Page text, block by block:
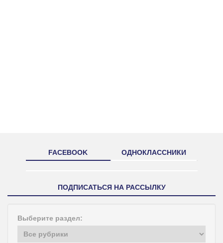
FACEBOOK ОДНОКЛАССНИКИ
ПОДПИСАТЬСЯ НА РАССЫЛКУ
Выберите раздел: